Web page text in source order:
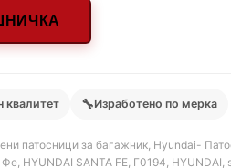
квалитет 🔧Изработено по мерка
патосници за багажник Hyundai-
Фе HYUNDAI SANTA FE Г0194 HYUNDAI